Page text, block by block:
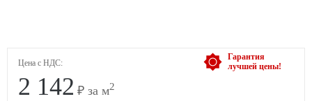
Гарантия
лучшей цены!
Цена с НДС:
2 142 ₽ за м2